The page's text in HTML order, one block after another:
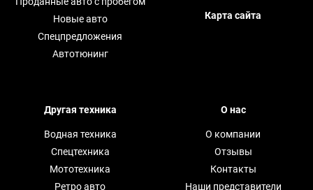
Новые авто
Спецпредложения
Автотюнинг
Карта сайта
Другая техника
Водная техника
Спецтехника
Мототехника
Ретро авто
О нас
О компании
Отзывы
Контакты
Наши представители